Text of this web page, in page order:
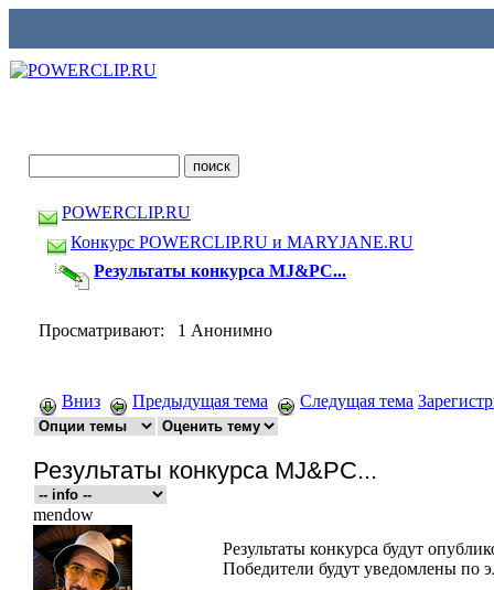
POWERCLIP.RU
Конкурс POWERCLIP.RU и MARYJANE.RU
Результаты конкурса MJ&PC...
Просматривают: 1 Анонимно
Вниз Предыдущая тема Следущая тема
Результаты конкурса MJ&PC...
mendow
Результаты конкурса будут
Победители будут уведомлены по